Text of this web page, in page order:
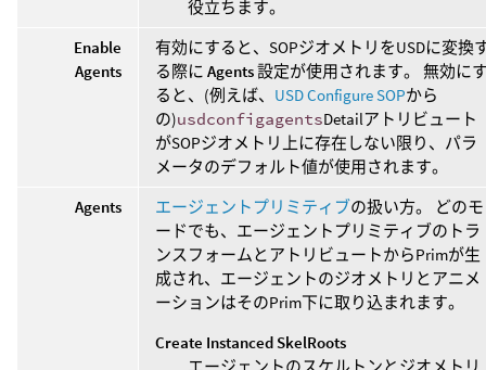
役立ちます。
Enable
Agents
有効にすると、SOPジオメトリをUSDに変換
る際に Agents設定が使用されます。 無効に
ると、(例えば、 USD Configure SOPから
の)usdconfigagentsDetailアトリビュート
がSOPジオメトリ上に存在しない限り、パラ
メータのデフォルト値が使用されます。
Agents
エージェントプリミティブの扱い方。 どのモ
ードでも、エージェントプリミティブのトラ
ンスフォームとアトリビュートからPrimが生
成され、エージェントのジオメトリとアニメ
ーションはそのPrim下に取り込まれます。
Create Instanced SkelRoots